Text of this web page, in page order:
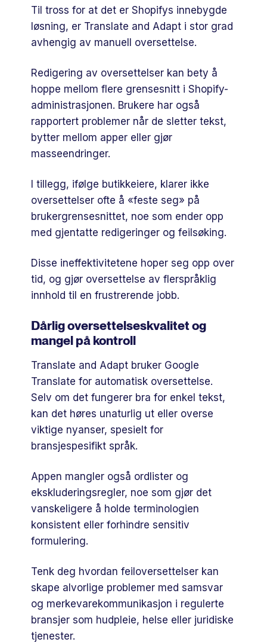
Til tross for at det er Shopifys innebygde
løsning, er Translate and Adapt i stor grad
avhengig av manuell oversettelse.
Redigering av oversettelser kan bety å
hoppe mellom flere grensesnitt i Shopify-
administrasjonen. Brukere har også
rapportert problemer når de sletter tekst,
bytter mellom apper eller gjør
masseendringer.
I tillegg, ifølge butikkeiere, klarer ikke
oversettelser ofte å «feste seg» på
brukergrensesnittet, noe som ender opp
med gjentatte redigeringer og feilsøking.
Disse ineffektivitetene hoper seg opp over
tid, og gjør oversettelse av flerspråklig
innhold til en frustrerende jobb.
Dårlig oversettelseskvalitet og
mangel på kontroll
Translate and Adapt bruker Google
Translate for automatisk oversettelse.
Selv om det fungerer bra for enkel tekst,
kan det høres unaturlig ut eller overse
viktige nyanser, spesielt for
bransjespesifikt språk.
Appen mangler også ordlister og
ekskluderingsregler, noe som gjør det
vanskeligere å holde terminologien
konsistent eller forhindre sensitiv
formulering.
Tenk deg hvordan feiloversettelser kan
skape alvorlige problemer med samsvar
og merkevarekommunikasjon i regulerte
bransjer som hudpleie, helse eller juridiske
tjenester.